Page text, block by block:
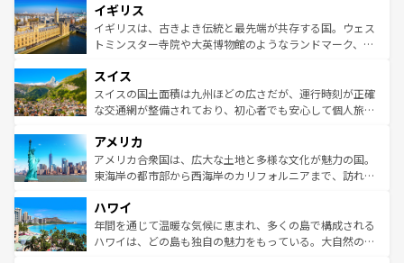
いる。シャンパンの発祥地であるランス、プロヴァンスの
香り高いラベンダー畑など、多彩な楽しみ方が可能だ。さ
らに、パリ以外の地域にも魅力が溢れており、どの街角に
れる地方に足を運ぶとそれぞれで全く異なる文化を体験で
きるだろう。 なお、新着のフランス情報はコンテンツ一覧
を参照してほしい。
顔を持つこの国は、どこを歩いても飽きることがない。ベ
ルリンの文化的活気、バイエルン州のアルプスの絶景、そ
してライン川沿いのワイン畑といった風景は必見。ビール
は、お酒好きな人にはぜひ体験してほしい。 なお、新着の
ドイツ情報はコンテンツ一覧を参照してほしい。
イギリス
イギリスは、古きよき伝統と最先端が共存する国。ウェス
トミンスター寺院や大英博物館のようなランドマーク、歴
リアごとに異なる魅力がある。また、優雅なアフタヌーン
ティー、ビール好きにはたまらない英国パブ、サッカー観
戦など、本場だからこそできる体験も豊富。イギリスを旅
ンツ一覧を参照してほしい。
スイス
スイスの国土面積は九州ほどの広さだが、運行時刻が正確
な交通網が整備されており、初心者でも安心して個人旅行
の建物がそのまま残る町や、スイスならではのユニークな
博物館もあり、アルプス観光だけでなく町歩きも満喫する
ことができる。国民の所得が高いため物価も高いが、旅行
ば市内交通費無料で観光を楽しむこともできる。 なお、新
着のスイス情報はコンテンツ一覧 を参照してほしい。
アメリカ
アメリカ合衆国は、広大な土地と多様な文化が魅力の国。
東海岸の都市部から西海岸のカリフォルニアまで、訪れる
のような巨大都市は、観光、ショッピング、エンターテイ
ンメントが詰まった刺激的なスポットだ。一方、アメリカ
西部には大自然が広がり、グランドキャニオンやイエロー
ハワイ
年間を通じて温暖な気候に恵まれ、多くの島で構成される
ハワイは、どの島も独自の魅力をもっている。大自然の神